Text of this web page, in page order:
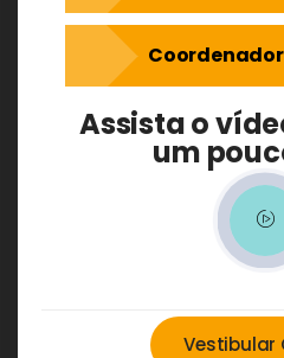
Assista o
um
Vestibular